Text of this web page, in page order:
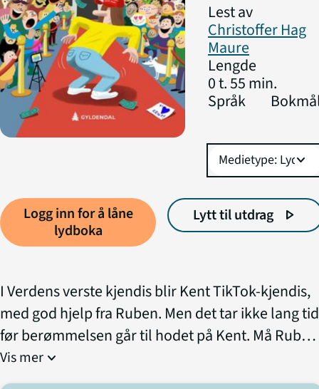
Lest av
Christoffer Hag
Maure
Lengde
0 t. 55 min.
Språk
expand_more
Logg inn for å låne
lydboka
Lytt til utdrag play_arrow
I Verdens verste kjendis blir Kent TikTok-kjendis,
med god hjelp fra Ruben. Men det tar ikke lang tid
før berømmelsen går til hodet på Kent. Må Ruben
knuse kjendisdrømmen til bestekompisen sin?
Verdens verste- er en humoristisk serie om Ruben
Vis mer expand_more